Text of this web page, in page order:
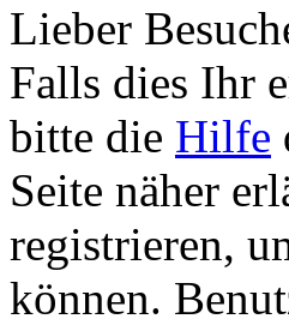
Lieber
Falls dies Ihr
bitte die Hilfe
Seite näher
registrieren,
können.